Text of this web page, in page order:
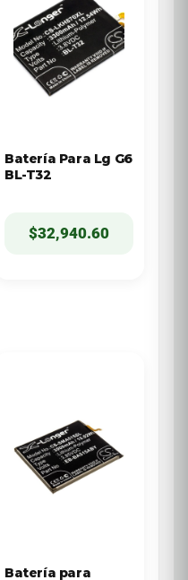
Batería Para Lg G6
BL-T32
$32,940.60
Batería para